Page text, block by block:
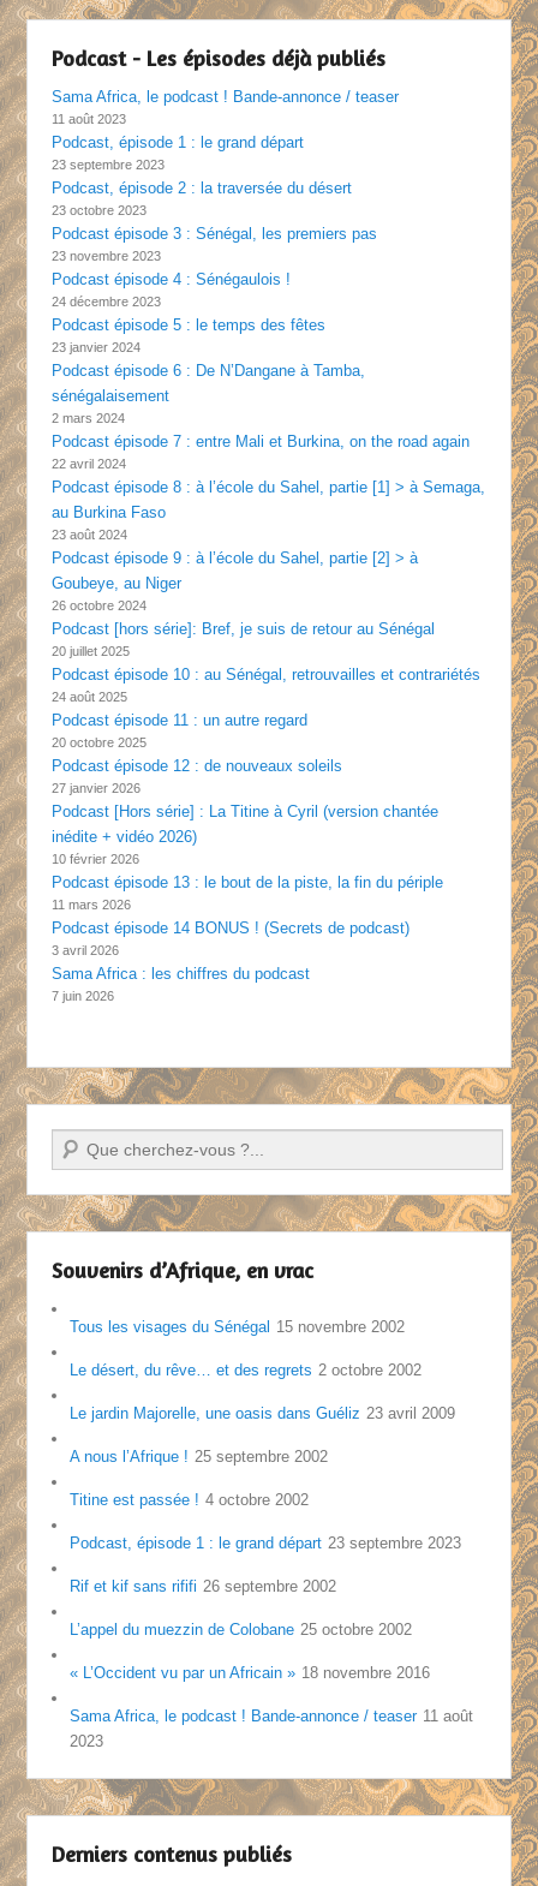
Podcast - Les épisodes déjà publiés
Sama Africa, le podcast ! Bande-annonce / teaser
11 août 2023
Podcast, épisode 1 : le grand départ
23 septembre 2023
Podcast, épisode 2 : la traversée du désert
23 octobre 2023
Podcast épisode 3 : Sénégal, les premiers pas
23 novembre 2023
Podcast épisode 4 : Sénégaulois !
24 décembre 2023
Podcast épisode 5 : le temps des fêtes
23 janvier 2024
Podcast épisode 6 : De N’Dangane à Tamba,
sénégalaisement
2 mars 2024
Podcast épisode 7 : entre Mali et Burkina, on the road again
22 avril 2024
Podcast épisode 8 : à l’école du Sahel, partie [1] > à Semaga,
au Burkina Faso
23 août 2024
Podcast épisode 9 : à l’école du Sahel, partie [2] > à
Goubeye, au Niger
26 octobre 2024
Podcast [hors série]: Bref, je suis de retour au Sénégal
20 juillet 2025
Podcast épisode 10 : au Sénégal, retrouvailles et contrariétés
24 août 2025
Podcast épisode 11 : un autre regard
20 octobre 2025
Podcast épisode 12 : de nouveaux soleils
27 janvier 2026
Podcast [Hors série] : La Titine à Cyril (version chantée
inédite + vidéo 2026)
10 février 2026
Podcast épisode 13 : le bout de la piste, la fin du périple
11 mars 2026
Podcast épisode 14 BONUS ! (Secrets de podcast)
3 avril 2026
Sama Africa : les chiffres du podcast
7 juin 2026
Recherche
Souvenirs d’Afrique, en vrac
Tous les visages du Sénégal 15 novembre 2002
Le désert, du rêve… et des regrets 2 octobre 2002
Le jardin Majorelle, une oasis dans Guéliz 23 avril 2009
A nous l’Afrique ! 25 septembre 2002
Titine est passée ! 4 octobre 2002
Podcast, épisode 1 : le grand départ 23 septembre 2023
Rif et kif sans rififi 26 septembre 2002
L’appel du muezzin de Colobane 25 octobre 2002
« L’Occident vu par un Africain » 18 novembre 2016
Sama Africa, le podcast ! Bande-annonce / teaser 11 août
2023
Derniers contenus publiés